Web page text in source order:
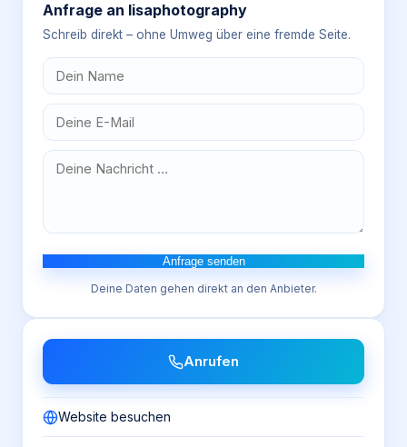
Anfrage an lisaphotography
Schreib direkt – ohne Umweg über eine fremde Seite.
Anfrage senden
Deine Daten gehen direkt an den Anbieter.
Anrufen
Website besuchen